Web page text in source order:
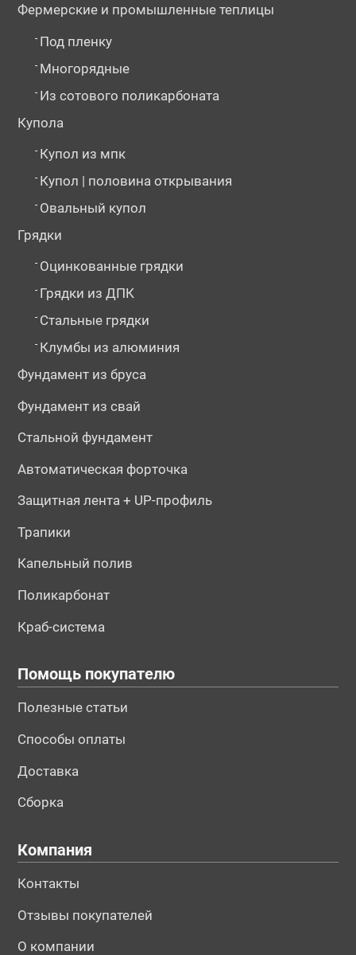
Фермерские и промышленные теплицы
- Под пленку
- Многорядные
- Из сотового поликарбоната
Купола
- Купол из мпк
- Купол | половина открывания
- Овальный купол
Грядки
- Оцинкованные грядки
- Грядки из ДПК
- Стальные грядки
- Клумбы из алюминия
Фундамент из бруса
Фундамент из свай
Стальной фундамент
Автоматическая форточка
Защитная лента + UP-профиль
Трапики
Капельный полив
Поликарбонат
Краб-система
Помощь покупателю
Полезные статьи
Способы оплаты
Доставка
Сборка
Компания
Контакты
Отзывы покупателей
О компании